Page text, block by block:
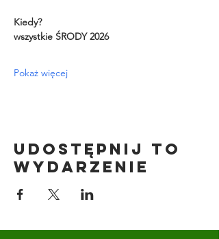
Kiedy?
wszystkie ŚRODY 2026
Pokaż więcej
Udostępnij to
wydarzenie